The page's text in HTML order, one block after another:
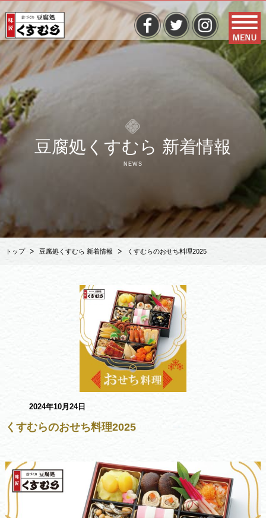
豆腐処くすむら 新着情報
NEWS
トップ 豆腐処くすむら 新着情報 くすむらのおせち料理2025
2024年10月24日
くすむらのおせち料理2025